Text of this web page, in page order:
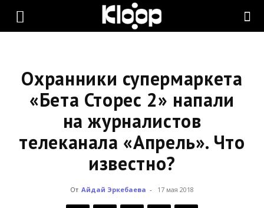
KLOOP.KG
Охранники супермаркета
«Бета Сторес 2» напали
на журналистов
телеканала «Апрель». Что
известно?
От Айдай Эркебаева - 17 мая 2018